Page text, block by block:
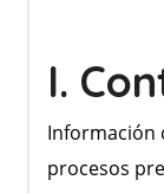
I.
Información
procesos